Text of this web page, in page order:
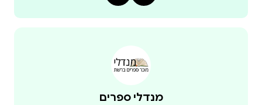
מנדלי ספרים